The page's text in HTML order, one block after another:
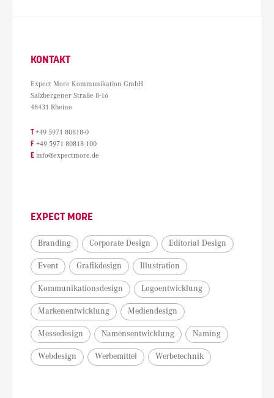
KONTAKT
Expect More Kommunikation GmbH
Salzbergener Straße 8-16
48431 Rheine
T +49 5971 80818-0
F +49 5971 80818-100
E info@expectmore.de
EXPECT MORE
Branding Corporate Design Editorial Design
Event Grafikdesign Illustration
Kommunikationsdesign Logoentwicklung
Markenentwicklung Mediendesign
Messedesign Namensentwicklung Naming
Webdesign Werbemittel Werbetechnik